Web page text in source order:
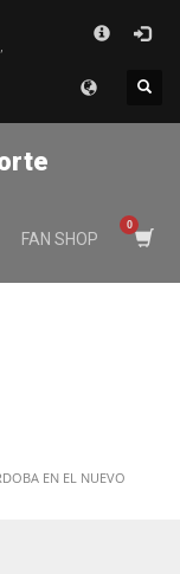
,
FAN SHOP
EN EL NUEVO